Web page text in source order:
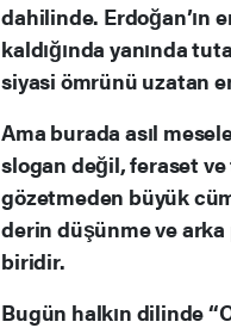
dahilinde. Erdoğan’ın
kaldığında yanında
siyasi ömrünü uzatan
Ama burada asıl
slogan değil, feraset
gözetmeden büyük
derin düşünme ve
biridir.
Bugün halkın dilinde